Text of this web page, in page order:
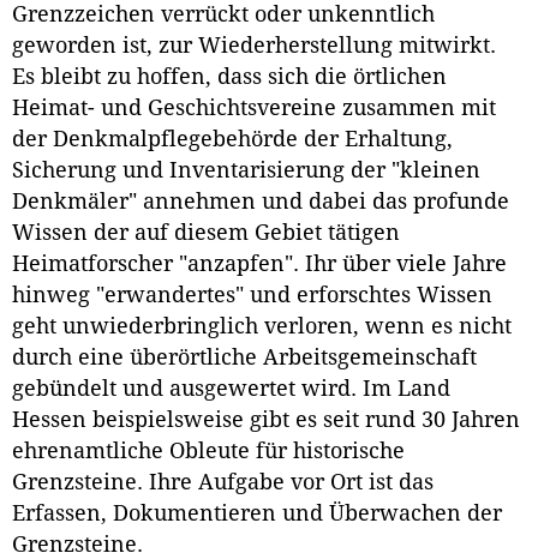
Grenzzeichen verrückt oder unkenntlich
geworden ist, zur Wiederherstellung mitwirkt.
Es bleibt zu hoffen, dass sich die örtlichen
Heimat- und Geschichtsvereine zusammen mit
der Denkmalpflegebehörde der Erhaltung,
Sicherung und Inventarisierung der "kleinen
Denkmäler" annehmen und dabei das profunde
Wissen der auf diesem Gebiet tätigen
Heimatforscher "anzapfen". Ihr über viele Jahre
hinweg "erwandertes" und erforschtes Wissen
geht unwiederbringlich verloren, wenn es nicht
durch eine überörtliche Arbeitsgemeinschaft
gebündelt und ausgewertet wird. Im Land
Hessen beispielsweise gibt es seit rund 30 Jahren
ehrenamtliche Obleute für historische
Grenzsteine. Ihre Aufgabe vor Ort ist das
Erfassen, Dokumentieren und Überwachen der
Grenzsteine.